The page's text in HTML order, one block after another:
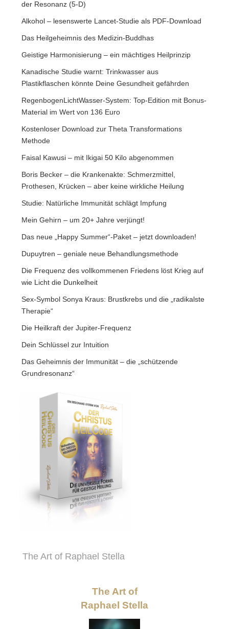
der Resonanz (5-D)
Alkohol – lesenswerte Lancet-Studie als PDF-Download
Das Heilgeheimnis des Medizin-Buddhas
Geistige Harmonisierung – ein mächtiges Heilprinzip
Kanadische Studie warnt: Trinkwasser aus
Plastikflaschen könnte Deine Gesundheit gefährden
RegenbogenLichtWasser-System: Top-Edition mit Bonus-
Material im Wert von 136 Euro
Kostenloser Download zur Theta Transformations
Methode
Faisal Kawusi – mit Ikigai 50 Kilo abgenommen
Boris Becker – die Krankenakte: Schmerzmittel,
Prothesen, Krücken – aber keine wirkliche Heilung
Studie: Natürliche Immunität schlägt Impfung
Mein Gehirn – um 20+ Jahre verjüngt!
Das neue „Happy Summer“-Paket – jetzt downloaden!
Dupuytren – geniale neue Behandlungsmethode
Die Frequenz des vollkommenen Friedens löst Krieg auf
wie Licht die Dunkelheit
Sex-Symbol Sonya Kraus: Brustkrebs und die „radikalste
Therapie“
Die Heilkraft der Jupiter-Frequenz
Dein Schlüssel zur Intuition
Das Geheimnis der Immunität – die „schützende
Grundresonanz“
The Art of Raphael Stella
The Art of
Raphael Stella